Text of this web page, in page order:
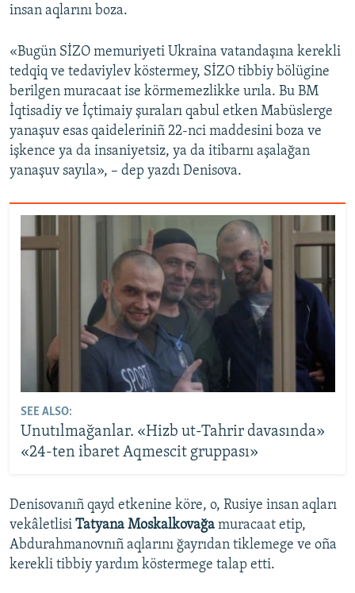
insan aqlarını boza.
«Bugün SİZO memuriyeti Ukraina vatandaşına kerekli
tedqiq ve tedaviylev köstermey, SİZO tibbiy bölügine
berilgen muracaat ise körmemezlikke urıla. Bu BM
İqtisadiy ve İçtimaiy şuraları qabul etken Mabüslerge
yanaşuv esas qaideleriniñ 22-nci maddesini boza ve
işkence ya da insaniyetsiz, ya da itibarnı aşalağan
yanaşuv sayıla», – dep yazdı Denisova.
SEE ALSO:
Unutılmağanlar. «Hizb ut-Tahrir davasında»
«24-ten ibaret Aqmescit gruppası»
Denisovanıñ qayd etkenine köre, o, Rusiye insan aqları
vekâletlisi Tatyana Moskalkovağa muracaat etip,
Abdurahmanovnıñ aqlarını ğayrıdan tiklemege ve oña
kerekli tibbiy yardım köstermege talap etti.